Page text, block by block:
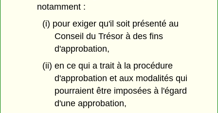
notamment :
(i) pour exiger qu'il soit présenté au
Conseil du Trésor à des fins
d'approbation,
(ii) en ce qui a trait à la procédure
d'approbation et aux modalités qui
pourraient être imposées à l'égard
d'une approbation,